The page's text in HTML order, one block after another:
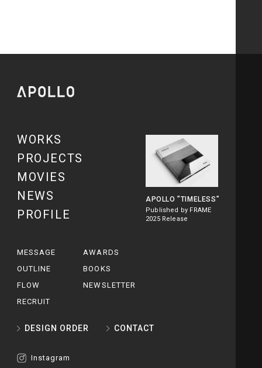
WORKS
PROJECTS
MOVIES
NEWS
PROFILE
APOLLO”TIMELESS”
Published by FRAME
2025 Release
MESSAGE
AWARDS
OUTLINE
BOOKS
FLOW
NEWSLETTER
RECRUIT
DESIGN ORDER CONTACT
Instagram